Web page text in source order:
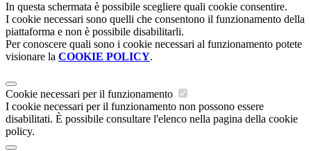
In questa schermata è possibile scegliere quali cookie consentire.
I cookie necessari sono quelli che consentono il funzionamento della
piattaforma e non è possibile disabilitarli.
Per conoscere quali sono i cookie necessari al funzionamento potete
visionare la COOKIE POLICY.
Cookie necessari per il funzionamento
I cookie necessari per il funzionamento non possono essere
disabilitati. È possibile consultare l'elenco nella pagina della cookie
policy.